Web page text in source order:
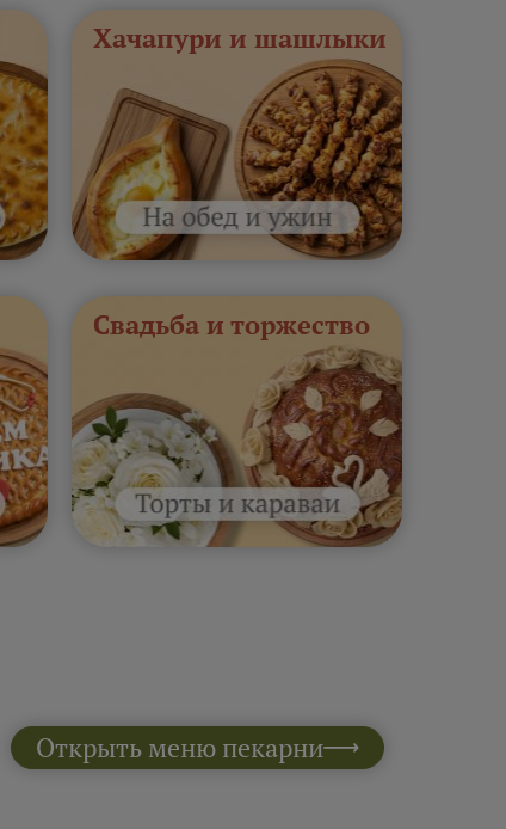
Хачапури и шашлыки
Свадьба и торжество
Открыть меню пекарни